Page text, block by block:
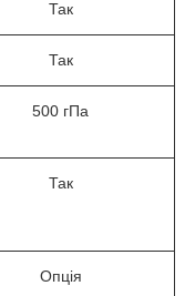
Так
Так
500 гПа
Так
Опція